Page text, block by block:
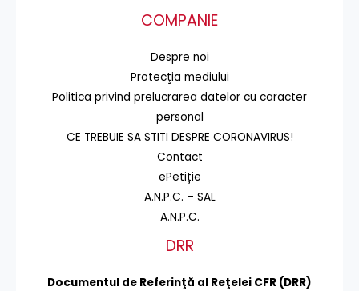
COMPANIE
Despre noi
Protecţia mediului
Politica privind prelucrarea datelor cu caracter
personal
CE TREBUIE SA STITI DESPRE CORONAVIRUS!
Contact
ePetiție
A.N.P.C. – SAL
A.N.P.C.
DRR
Documentul de Referinţă al Reţelei CFR (DRR)